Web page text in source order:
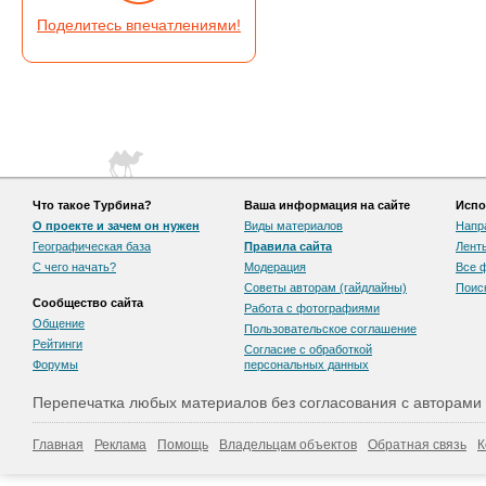
Поделитесь впечатлениями!
Что такое Турбина?
О проекте и зачем он нужен
Географическая база
С чего начать?
Сообщество сайта
Общение
Рейтинги
Форумы
Ваша информация на сайте
Виды материалов
Правила сайта
Модерация
Советы авторам (гайдлайны)
Работа с фотографиями
Пользовательскоe соглашение
Согласие с обработкой
персональных данных
Все
Перепечатка любых материалов без согласования с
Главная Реклама Помощь Владельцам объектов Обратная связь